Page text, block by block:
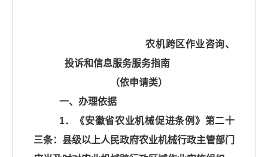
农机跨区作业咨询、
投诉和信息服务服务指南
（依申请类）
一、办理依据
1．《安徽省农业机械促进条例》第二十
三条：县级以上人民政府农业机械行政主管部门